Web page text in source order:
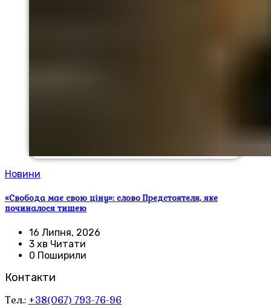
Новини
«Свобода має свою ціну»: слово Предстоятеля, яке
починалося тишею
16 Липня, 2026
3 хв Читати
0 Поширили
Контакти
Тел.: +38(067) 793-76-96